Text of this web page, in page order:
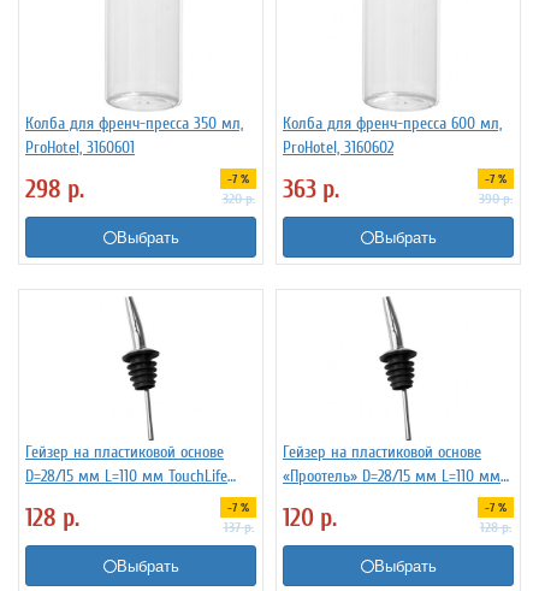
Колба для френч-пресса 350 мл,
ProHotel, 3160601
298 р. -7 %
320р.
Выбрать
Колба для френч-пресса 600 мл,
ProHotel, 3160602
363 р. -7 %
390р.
Выбрать
Гейзер на пластиковой основе
D=28/15 мм L=110 мм TouchLife
128 р. -7 %
137р.
Выбрать
Гейзер на пластиковой основе
«Проотель» D=28/15 мм L=110 мм
120 р. -7 %
128р.
Выбрать